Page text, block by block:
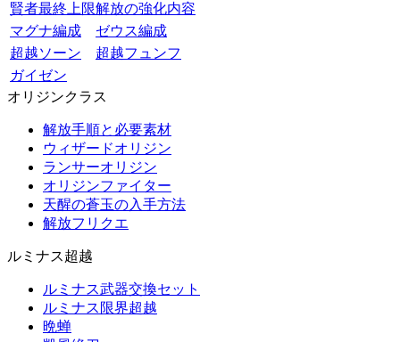
賢者最終上限解放の強化内容
マグナ編成
ゼウス編成
超越ソーン
超越フュンフ
ガイゼン
オリジンクラス
解放手順と必要素材
ウィザードオリジン
ランサーオリジン
オリジンファイター
天醒の蒼玉の入手方法
解放フリクエ
ルミナス超越
ルミナス武器交換セット
ルミナス限界超越
晩蝉